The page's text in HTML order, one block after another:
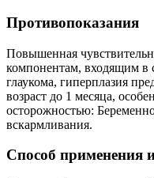
Противопоказания
Повышенная
компонентам, входящим в
глаукома, гиперплазия
возраст до 1 месяца,
осторожностью:
вскармливания.
Способ применения